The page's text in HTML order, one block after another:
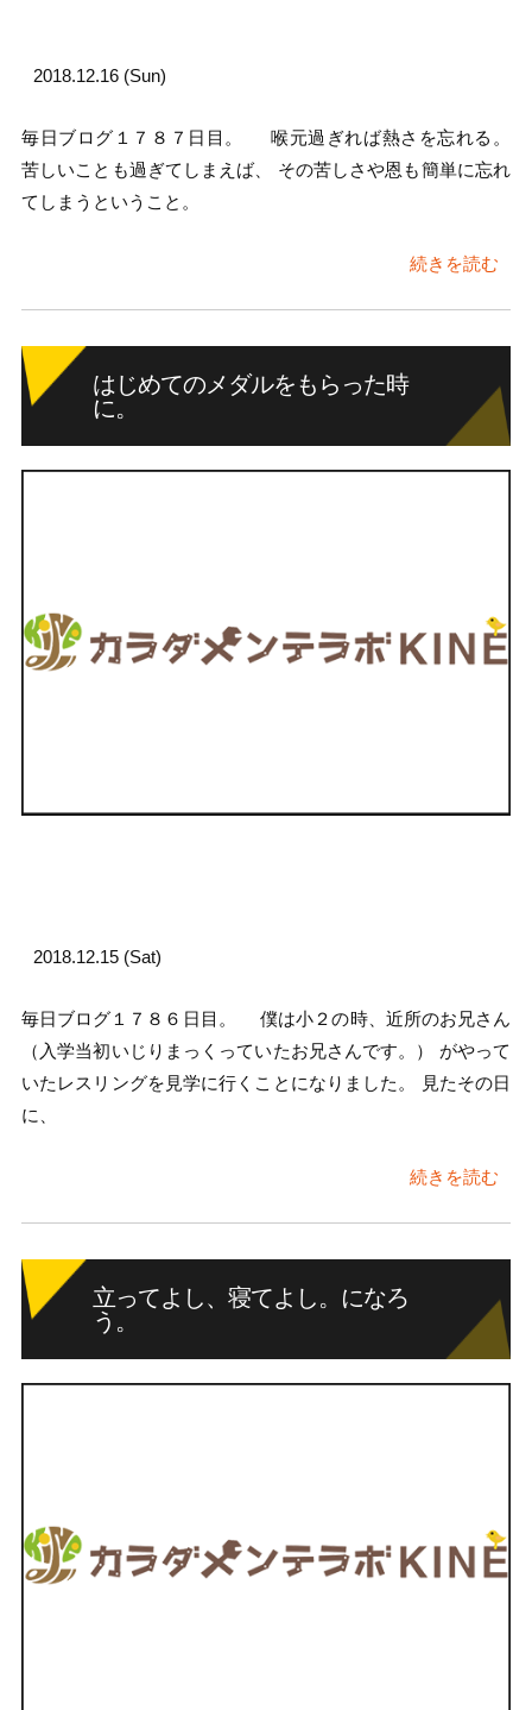
2018.12.16 (Sun)
毎日ブログ１７８７日目。 喉元過ぎれば熱さを忘れる。
苦しいことも過ぎてしまえば、 その苦しさや恩も簡単に忘れ
てしまうということ。
続きを読む
はじめてのメダルをもらった時
に。
2018.12.15 (Sat)
毎日ブログ１７８６日目。 僕は小２の時、近所のお兄さん
（入学当初いじりまっくっていたお兄さんです。） がやって
いたレスリングを見学に行くことになりました。 見たその日
に、
続きを読む
立ってよし、寝てよし。になろ
う。